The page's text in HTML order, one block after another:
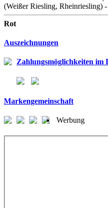
(Weißer Riesling, Rheinriesling) -
Rot
Auszeichnungen
Zahlungsmöglichkeiten im
Markengemeinschaft
Werbung